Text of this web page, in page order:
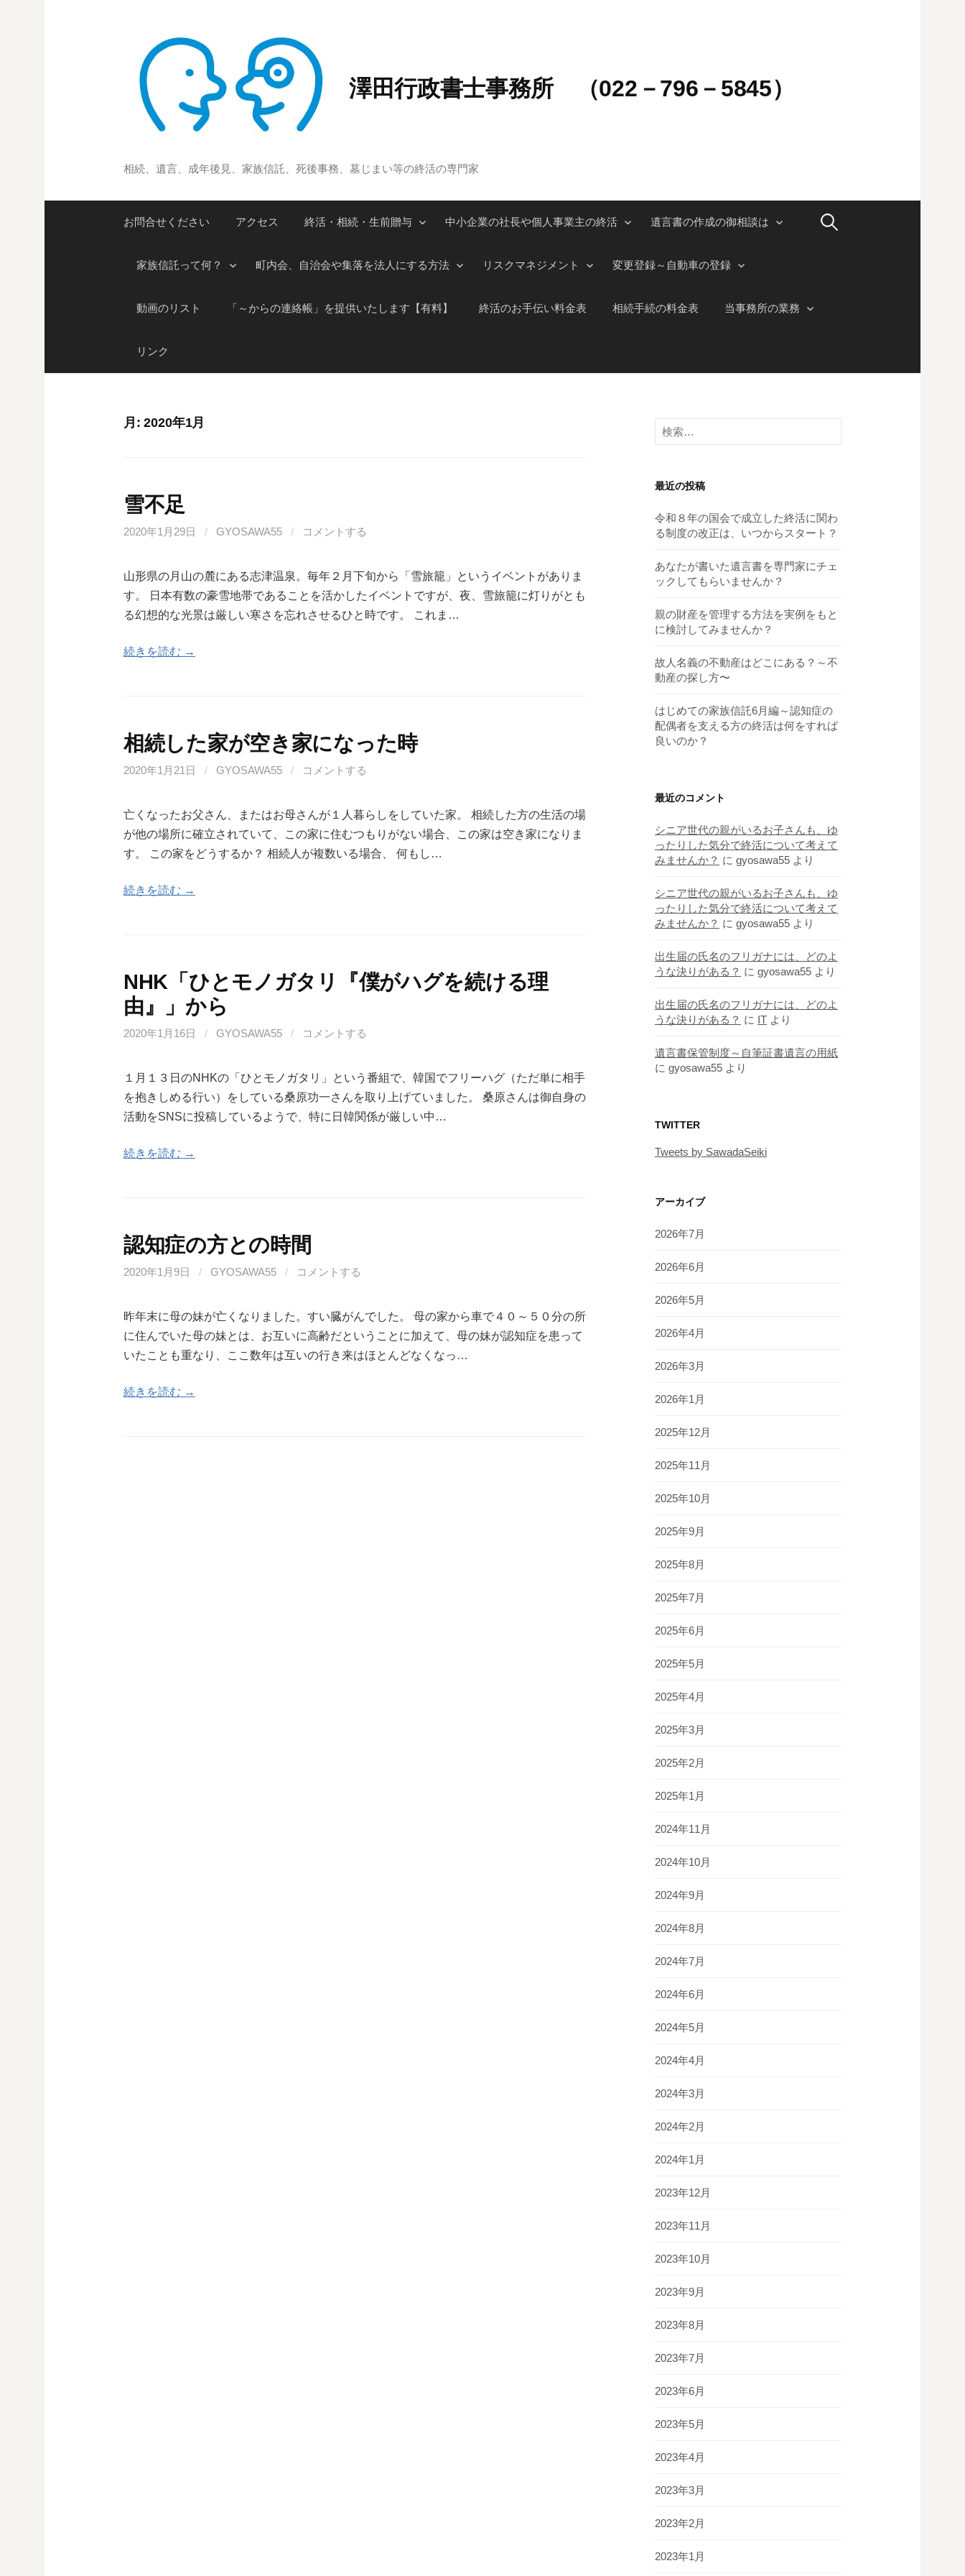
澤田行政書士事務所 （022－796－5845）
相続、遺言、成年後見、家族信託、死後事務、墓じまい等の終活の専門家
お問合せください アクセス 終活・相続・生前贈与 中小企業の社長や個人事業主の終活 遺言書の作成の御相談は
家族信託って何？ 町内会、自治会や集落を法人にする方法 リスクマネジメント 変更登録～自動車の登録
動画のリスト 「～からの連絡帳」を提供いたします【有料】 終活のお手伝い料金表 相続手続の料金表 当事務所の業務
リンク
検
月:2020年1月
雪不足
2020年1月29日 / GYOSAWA55 / コメントする
山形県の月山の麓にある志津温泉。毎年２月下旬から「雪旅籠」というイベントがありま
す。 日本有数の豪雪地帯であることを活かしたイベントですが、夜、雪旅籠に灯りがとも
る幻想的な光景は厳しい寒さを忘れさせるひと時です。 これま…
続きを読む →
相続した家が空き家になった時
2020年1月21日 / GYOSAWA55 / コメントする
亡くなったお父さん、またはお母さんが１人暮らしをしていた家。 相続した方の生活の場
が他の場所に確立されていて、この家に住むつもりがない場合、この家は空き家になりま
す。 この家をどうするか？ 相続人が複数いる場合、 何もし…
続きを読む →
NHK「ひとモノガタリ『僕がハグを続ける理
由』」から
2020年1月16日 / GYOSAWA55 / コメントする
１月１３日のNHKの「ひとモノガタリ」という番組で、韓国でフリーハグ（ただ単に相手
を抱きしめる行い）をしている桑原功一さんを取り上げていました。 桑原さんは御自身の
活動をSNSに投稿しているようで、特に日韓関係が厳しい中…
続きを読む →
認知症の方との時間
2020年1月9日 / GYOSAWA55 / コメントする
昨年末に母の妹が亡くなりました。すい臓がんでした。 母の家から車で４０～５０分の所
に住んでいた母の妹とは、お互いに高齢だということに加えて、母の妹が認知症を患って
いたことも重なり、ここ数年は互いの行き来はほとんどなくなっ…
続きを読む →
検
索:
最近の投稿
令和８年の国会で成立した終活に関わ
る制度の改正は、いつからスタート？
あなたが書いた遺言書を専門家にチェ
ックしてもらいませんか？
親の財産を管理する方法を実例をもと
に検討してみませんか？
故人名義の不動産はどこにある？～不
動産の探し方〜
はじめての家族信託6月編～認知症の
配偶者を支える方の終活は何をすれば
良いのか？
最近のコメント
シニア世代の親がいるお子さんも、ゆ
ったりした気分で終活について考えて
みませんか？ に gyosawa55 より
シニア世代の親がいるお子さんも、ゆ
ったりした気分で終活について考えて
みませんか？ に gyosawa55 より
出生届の氏名のフリガナには、どのよ
うな決りがある？ に gyosawa55 より
出生届の氏名のフリガナには、どのよ
うな決りがある？ に IT より
遺言書保管制度～自筆証書遺言の用紙
に gyosawa55 より
TWITTER
Tweets by SawadaSeiki
アーカイブ
2026年7月
2026年6月
2026年5月
2026年4月
2026年3月
2026年1月
2025年12月
2025年11月
2025年10月
2025年9月
2025年8月
2025年7月
2025年6月
2025年5月
2025年4月
2025年3月
2025年2月
2025年1月
2024年11月
2024年10月
2024年9月
2024年8月
2024年7月
2024年6月
2024年5月
2024年4月
2024年3月
2024年2月
2024年1月
2023年12月
2023年11月
2023年10月
2023年9月
2023年8月
2023年7月
2023年6月
2023年5月
2023年4月
2023年3月
2023年2月
2023年1月